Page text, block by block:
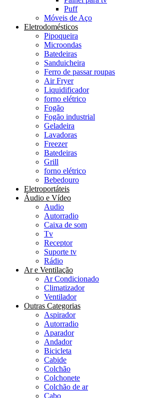
Puff
Móveis de Aço
Eletrodomésticos
Pipoqueira
Microondas
Batedeiras
Sanduicheira
Ferro de passar roupas
Air Fryer
Liquidificador
forno elétrico
Fogão
Fogão industrial
Geladeira
Lavadoras
Freezer
Batedeiras
Grill
forno elétrico
Bebedouro
Eletroportáteis
Áudio e Vídeo
Audio
Autorradio
Caixa de som
Tv
Receptor
Suporte tv
Rádio
Ar e Ventilação
Ar Condicionado
Climatizador
Ventilador
Outras Categorias
Aspirador
Autorradio
Aparador
Andador
Bicicleta
Cabide
Colchão
Colchonete
Colchão de ar
Cabo